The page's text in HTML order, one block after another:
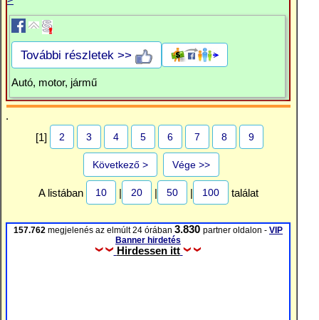
További részletek >>
Autó, motor, jármű
.
[1]
2 3 4 5 6 7 8 9
Következő > Vége >>
A listában 10 20 50 100 találat
157.762 megjelenés az elmúlt 24 órában 3.830 partner oldalon - VIP
Banner hirdetés
Hirdessen itt